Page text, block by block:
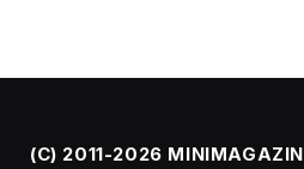
(C) 2011-2026 MINIMAGAZIN